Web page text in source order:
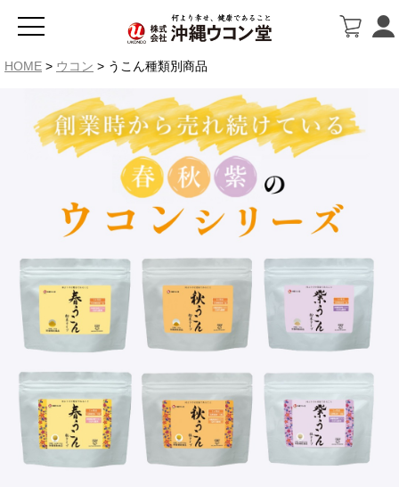
HOME ウコン うこん種類別商品